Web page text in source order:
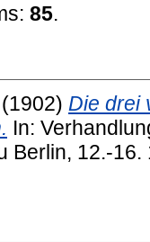
85.
(1902) Die drei
In:
Berlin, 12.-